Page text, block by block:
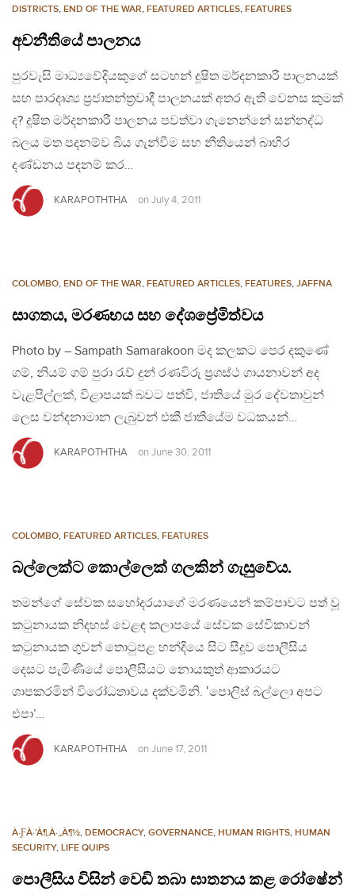
DISTRICTS, END OF THE WAR, FEATURED ARTICLES, FEATURES
අවනීතියේ පාලනය
පුරවැසි මාධ්‍යවේදියකුගේ සටහන් දූෂිත මර්දනකාරී පාලනයක්
සහ පාරදෘශ්‍ය ප්‍රජාතන්ත්‍රවාදී පාලනයක් අතර ඇති වෙනස කුමක්
ද? දූෂිත මර්දනකාරී පාලනය පවත්වා ගැනෙන්නේ සන්නද්ධ
බලය මත පදනම්ව බිය ගැන්වීම සහ නීතියෙන් බාහිර
දණ්ඩනය පදනම් කර…
KARAPOTHTHA on July 4, 2011
COLOMBO, END OF THE WAR, FEATURED ARTICLES, FEATURES, JAFFNA
සාගතය, මරණභය සහ දේශප්‍රේමිත්වය
Photo by – Sampath Samarakoon මද කලකට පෙර දකුණේ
ගම්, නියම් ගම් පුරා රැව් දුන් රණවිරු ප්‍රශස්ථ ගායනාවන් අද
වැළපිල්ලක්, විළාපයක් බවට පත්වි, ජාතියේ මුර දේවතාවුන්
ලෙස වන්දනාමාන ලැබුවන් එකී ජාතියේම වධකයන්…
KARAPOTHTHA on June 30, 2011
COLOMBO, FEATURED ARTICLES, FEATURES
බල්ලෙක්ට කොල්ලෙක් ගලකින් ගැසුවේය.
තමන්ගේ සේවක සහෝදරයාගේ මරණයෙන් කම්පාවට පත් වූ
කටුනායක නිදහස් වෙළඳ කලාපයේ සේවක සේවිකාවන්
කටුනායක ගුවන් තොටුපළ හන්දියෙ සිට සීදූව පොලීසිය
දෙසට පැමිණියේ පොලීසියට නොයකුත් ආකාරයට
ශාපකරමින් විරෝධතාවය දක්වමිනි. ‛පොලිස් බල්ලො අපට
එපා’…
KARAPOTHTHA on June 17, 2011
À·ƑÀ·’À¶‚À·„À¶½, DEMOCRACY, GOVERNANCE, HUMAN RIGHTS, HUMAN
SECURITY, LIFE QUIPS
පොලීසිය විසින් වෙඩි තබා ඝාතනය කළ රෝෂේන්